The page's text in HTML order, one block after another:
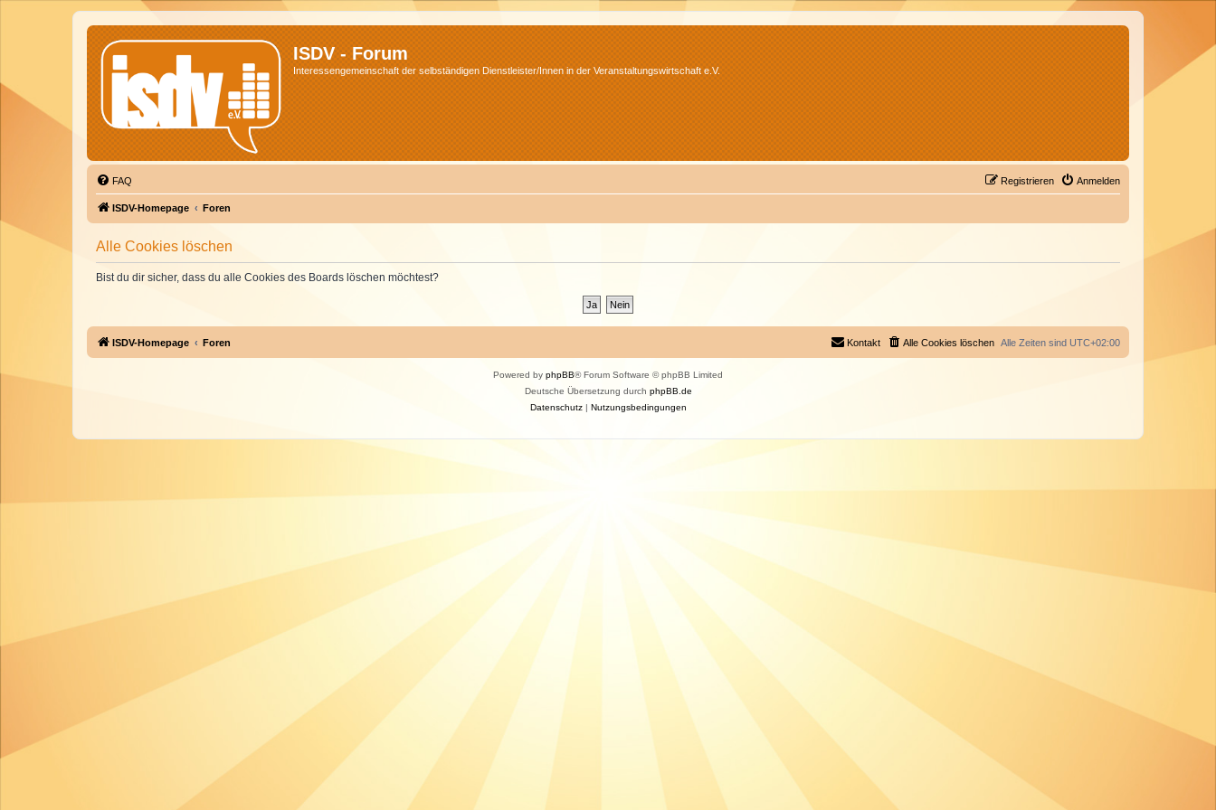
ISDV - Forum
Interessengemeinschaft der selbständigen Dienstleister/Innen in der Veranstaltungswirtschaft e.V.
FAQ Anmelden
Registrieren
ISDV-Homepage Foren
Alle Cookies löschen
Bist du dir sicher, dass du alle Cookies des Boards löschen möchtest?
ISDV-Homepage Foren Alle Zeiten sind UTC+02:00
Alle Cookies löschen
Kontakt
Powered by phpBB® Forum Software © phpBB Limited
Deutsche Übersetzung durch phpBB.de
Datenschutz| Nutzungsbedingungen